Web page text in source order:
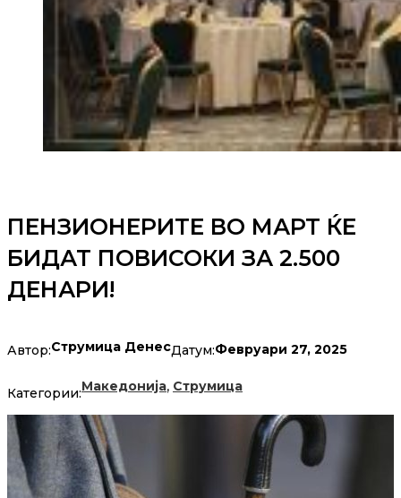
ПЕНЗИОНЕРИТЕ ВО МАРТ ЌЕ
БИДАТ ПОВИСОКИ ЗА 2.500
ДЕНАРИ!
Автор:Струмица ДенесДатум:Февруари 27, 2025
Категории:Македонија, Струмица